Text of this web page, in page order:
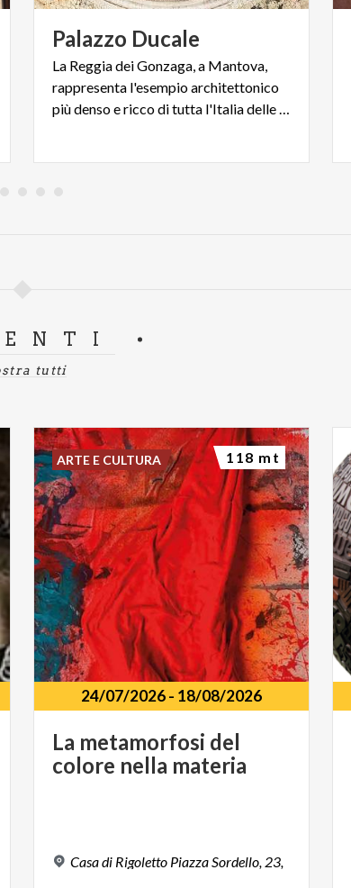
Palazzo Ducale
La Reggia dei Gonzaga, a Mantova,
rappresenta l'esempio architettonico
più denso e ricco di tutta l'Italia delle signorie.
tutti
24/07/2026- 18/08/2026
La metamorfosi del
colore nella materia
Casadi Rigoletto PiazzaSordello, 23,
ARTE E CULTURA 118 mt